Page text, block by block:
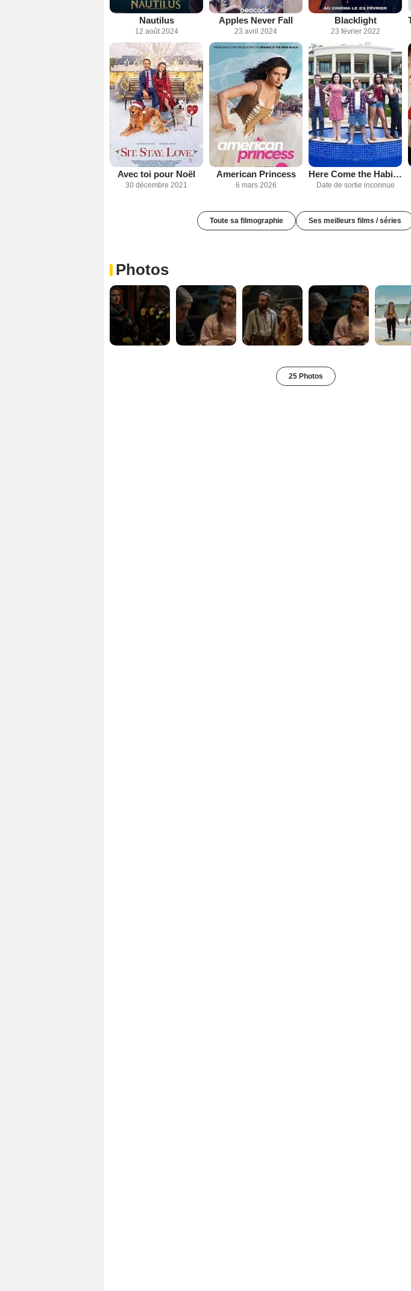
Nautilus
12 août 2024
Apples Never Fall
23 avril 2024
Blacklight
23 février 2022
Avec toi pour Noël
30 décembre 2021
American Princess
6 mars 2026
Here Come the Habibs
Date de sortie inconnue
Toute sa filmographie Ses meilleurs films / séries
Photos
25 Photos